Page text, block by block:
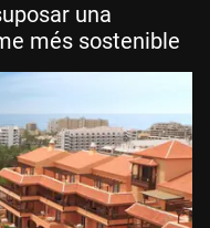
una
més sostenible